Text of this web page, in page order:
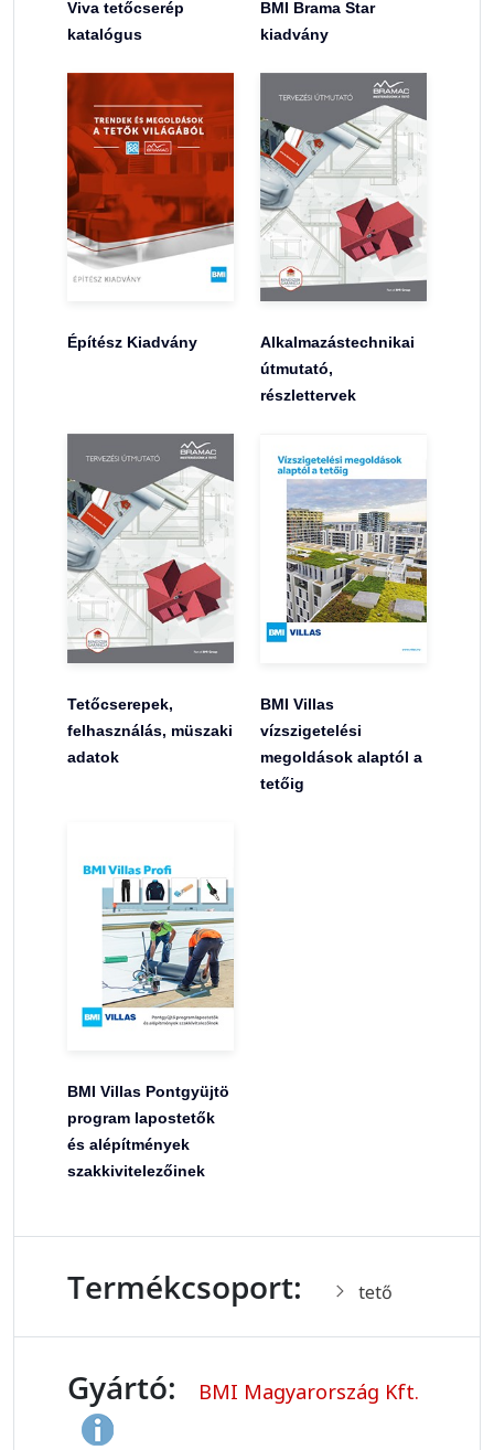
Viva tetőcserép
katalógus
BMI Brama Star
kiadvány
Építész Kiadvány
Alkalmazástechnikai
útmutató,
részlettervek
Tetőcserepek,
felhasználás, müszaki
adatok
BMI Villas
vízszigetelési
megoldások alaptól a
tetőig
BMI Villas Pontgyüjtö
program lapostetők
és alépítmények
szakkivitelezőinek
Termékcsoport: tető
Gyártó: BMI Magyarország Kft.